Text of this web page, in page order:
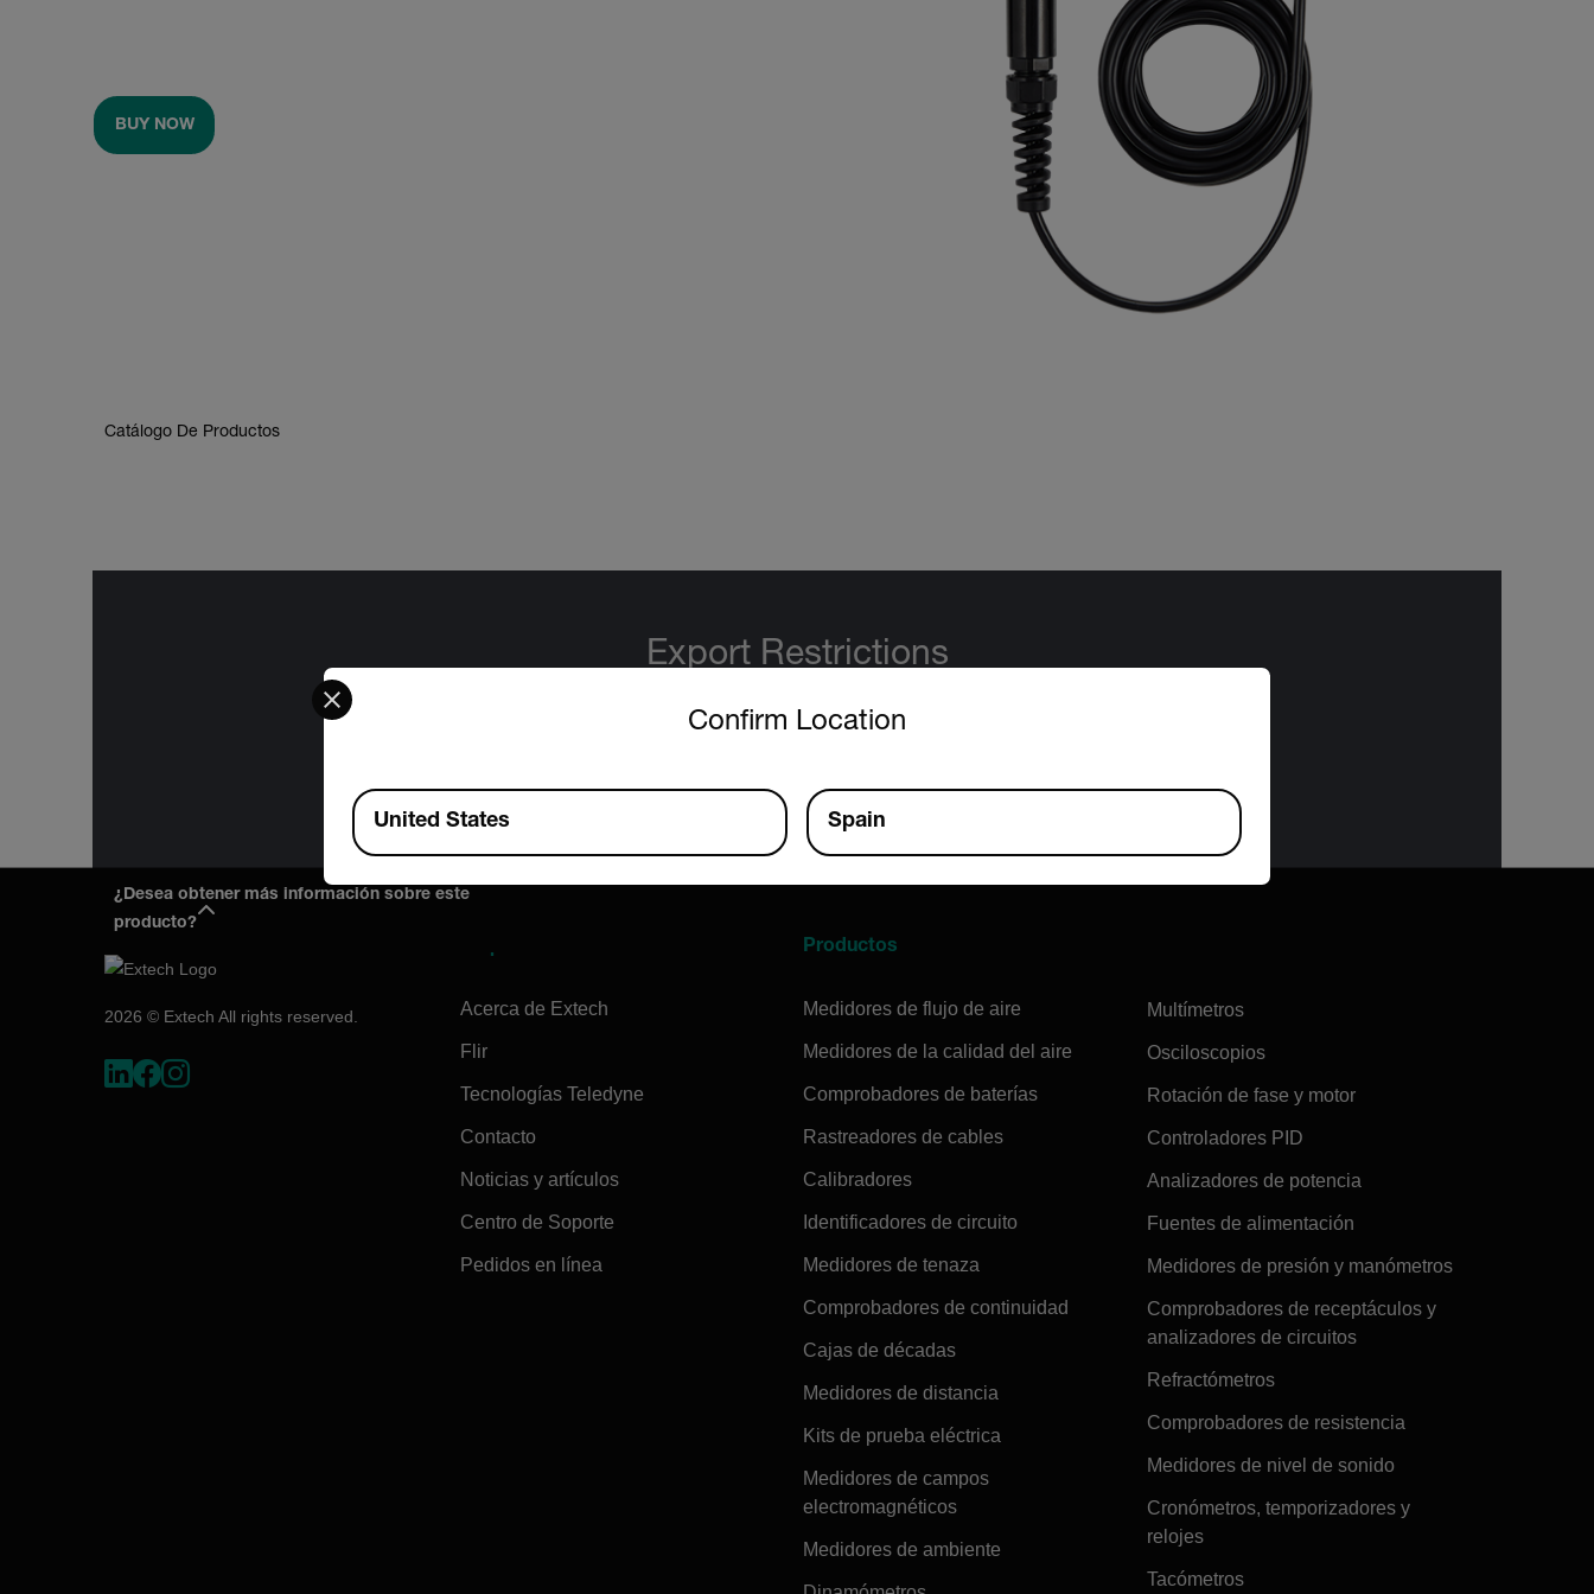
BUY NOW
Catálogo De Productos
Export Restrictions
International Traffic in Arms Regulations (ITAR) (22 C.F.R. Sections 120-130) or the Export
for the final product; jurisdiction and classification will be provided upon request.
¿Desea obtener más información sobre este
producto?
2026 © Extech All rights reserved. Acerca de Extech
Flir
Tecnologías Teledyne
Contacto
Noticias y artículos
Centro de Soporte
Pedidos en línea
Productos
Medidores de flujo de aire
Medidores de la calidad del aire
Comprobadores de baterías
Rastreadores de cables
Calibradores
Identificadores de circuito
Medidores de tenaza
Comprobadores de continuidad
Cajas de décadas
Medidores de distancia
Kits de prueba eléctrica
Medidores de campos
electromagnéticos
Medidores de ambiente
Multímetros
Osciloscopios
Rotación de fase y motor
Controladores PID
Analizadores de potencia
Fuentes de alimentación
Medidores de presión y manómetros
Comprobadores de receptáculos y
analizadores de circuitos
Refractómetros
Comprobadores de resistencia
Medidores de nivel de sonido
Cronómetros, temporizadores y
relojes
Tacómetros
Confirm Location
Select your preferred country and language from the options below to access the appropriate version of our website.
Available Locations
United States Spain